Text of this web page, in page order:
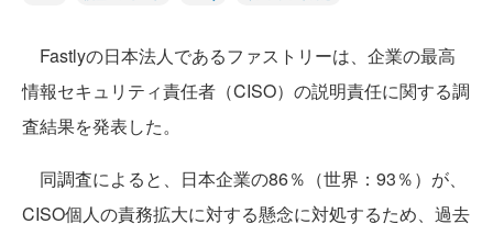
Fastlyの日本法人であるファストリーは、企業の最高
情報セキュリティ責任者（CISO）の説明責任に関する調
査結果を発表した。
同調査によると、日本企業の86％（世界：93％）が、
CISO個人の責務拡大に対する懸念に対処するため、過去